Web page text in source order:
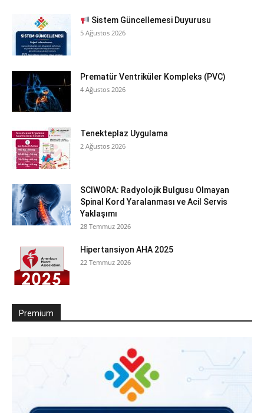
Sistem Güncellemesi Duyurusu
5 Ağustos 2026
Prematür Ventriküler Kompleks (PVC)
4 Ağustos 2026
Tenekteplaz Uygulama
2 Ağustos 2026
SCIWORA: Radyolojik Bulgusu Olmayan
Spinal Kord Yaralanması ve Acil Servis
Yaklaşımı
28 Temmuz 2026
Hipertansiyon AHA 2025
22 Temmuz 2026
Premium